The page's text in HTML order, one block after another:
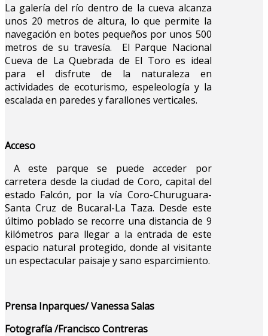
La galería del río dentro de la cueva alcanza
unos 20 metros de altura, lo que permite la
navegación en botes pequeños por unos 500
metros de su travesía. El Parque Nacional
Cueva de La Quebrada de El Toro es ideal
para el disfrute de la naturaleza en
actividades de ecoturismo, espeleología y la
escalada en paredes y farallones verticales.
Acceso
A este parque se puede acceder por
carretera desde la ciudad de Coro, capital del
estado Falcón, por la vía Coro-Churuguara-
Santa Cruz de Bucaral-La Taza. Desde este
último poblado se recorre una distancia de 9
kilómetros para llegar a la entrada de este
espacio natural protegido, donde al visitante
un espectacular paisaje y sano esparcimiento.
Prensa Inparques/ Vanessa Salas
Fotografía /Francisco Contreras